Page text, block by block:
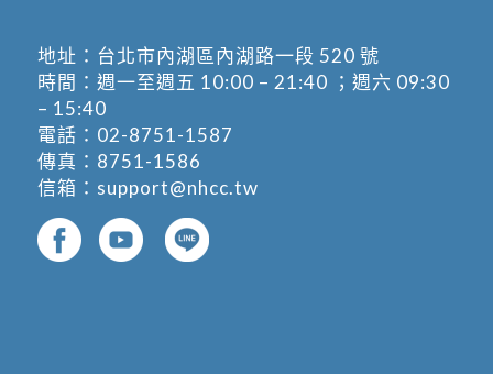
地址： 台北市內湖區內湖路一段 520 號
時間：週一至週五 10:00 – 21:40 ；週六 09:30
– 15:40
電話： 02-8751-1587
傳真：8751-1586
信箱： support@nhcc.tw